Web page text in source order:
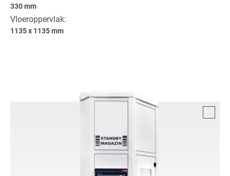
330 mm
Vloeroppervlak:
1135 x 1135 mm